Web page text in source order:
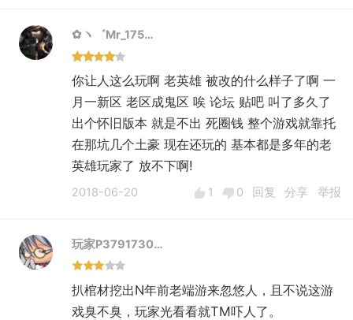
✿ヽ゛Mr_175…
你让人这么玩啊 老英雄 被改的什么样子了啊 一
月一新区 老区成鬼区 唉 论坛 贴吧 叫了多久了
出个怀旧版本 就是不出 死圈钱 整个游戏就靠托
在那坑几个土豪 现在还玩的 基本都是多年的老
英雄玩家了 放不下啊!
2018-06-20 1 0 回复 分享 举报
玩家P3791730…
扒棺材挖出N年前老端游来忽悠人，且不说这游
戏臭不臭，玩家光看看就TM吓人了。